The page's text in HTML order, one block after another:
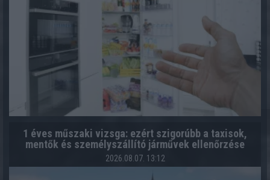
1 éves műszaki vizsga: ezért szigorúbb a taxisok,
mentők és személyszállító járművek ellenőrzése
2026.08.07. 13:12